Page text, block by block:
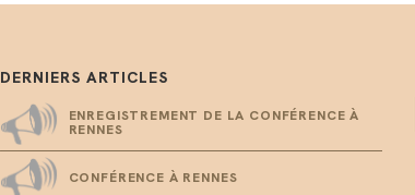
DERNIERS ARTICLES
ENREGISTREMENT DE LA CONFÉRENCE À
RENNES
CONFÉRENCE À RENNES